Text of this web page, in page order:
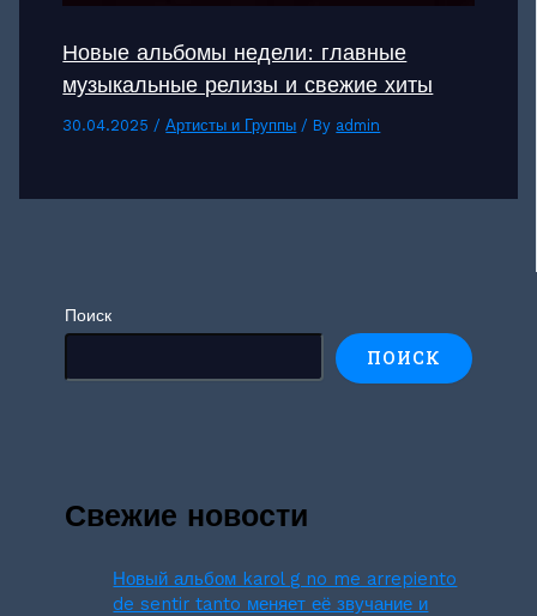
Новые альбомы недели: главные
музыкальные релизы и свежие хиты
30.04.2025/Артисты и Группы / By admin
Поиск
ПОИСК
Свежие новости
Новый альбом karol g no me arrepiento
de sentir tanto меняет её звучание и